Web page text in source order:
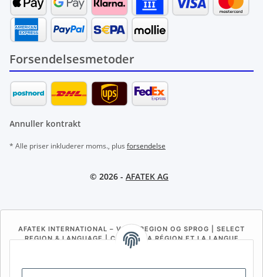
Forsendelsesmetoder
Annuller kontrakt
* Alle priser inkluderer moms., plus forsendelse
© 2026 - AFATEK AG
AFATEK INTERNATIONAL – VÆLG REGION OG SPROG | SELECT
REGION & LANGUAGE | CHOISIR LA RÉGION ET LA LANGUE